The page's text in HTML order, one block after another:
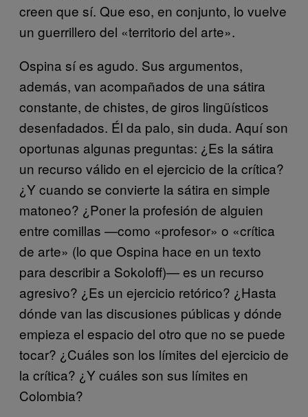
creen que sí. Que eso, en conjunto, lo vuelve
un guerrillero del «territorio del arte».
Ospina sí es agudo. Sus argumentos,
además, van acompañados de una sátira
constante, de chistes, de giros lingüísticos
desenfadados. Él da palo, sin duda. Aquí son
oportunas algunas preguntas: ¿Es la sátira
un recurso válido en el ejercicio de la crítica?
¿Y cuando se convierte la sátira en simple
matoneo? ¿Poner la profesión de alguien
entre comillas —como «profesor» o «crítica
de arte» (lo que Ospina hace en un texto
para describir a Sokoloff)— es un recurso
agresivo? ¿Es un ejercicio retórico? ¿Hasta
dónde van las discusiones públicas y dónde
empieza el espacio del otro que no se puede
tocar? ¿Cuáles son los límites del ejercicio de
la crítica? ¿Y cuáles son sus límites en
Colombia?